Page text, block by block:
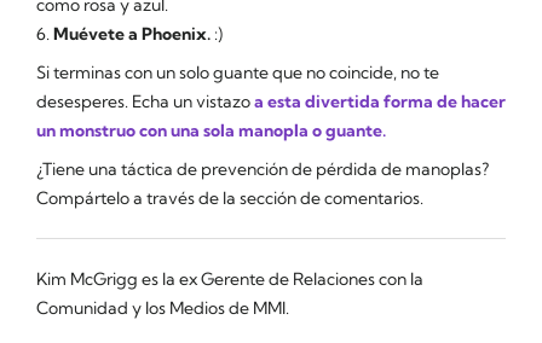
como rosa y azul.
6.Muévete a Phoenix. :)
Si terminas con un solo guante que no coincide, no te
desesperes. Echa un vistazoa esta divertida forma de hacer
un monstruo con una sola manopla o guante.
¿Tiene una táctica de prevención de pérdida de manoplas?
Compártelo a través de la sección de comentarios.
Kim McGrigg es la ex Gerente de Relaciones con la
Comunidad y los Medios de MMI.